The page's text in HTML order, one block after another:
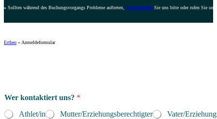
» Sollten während des Buchungsvorgangs Probleme auftreten, kontaktieren Sie uns bitte oder rufen Sie
Ertheo » Anmeldeformular
Wer kontaktiert uns? *
Athlet/in
Mutter/Erziehungsberechtigter Vater/